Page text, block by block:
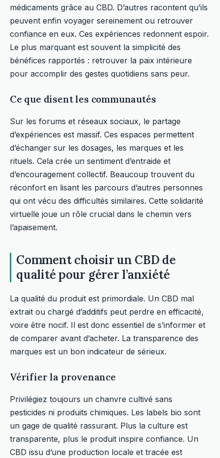
médicaments grâce au CBD. D’autres racontent qu’ils
peuvent enfin voyager sereinement ou retrouver
confiance en eux. Ces expériences redonnent espoir.
Le plus marquant est souvent la simplicité des
bénéfices rapportés : retrouver la paix intérieure
pour accomplir des gestes quotidiens sans peur.
Ce que disent les communautés
Sur les forums et réseaux sociaux, le partage
d’expériences est massif. Ces espaces permettent
d’échanger sur les dosages, les marques et les
rituels. Cela crée un sentiment d’entraide et
d’encouragement collectif. Beaucoup trouvent du
réconfort en lisant les parcours d’autres personnes
qui ont vécu des difficultés similaires. Cette solidarité
virtuelle joue un rôle crucial dans le chemin vers
l’apaisement.
Comment choisir un CBD de
qualité pour gérer l’anxiété
La qualité du produit est primordiale. Un CBD mal
extrait ou chargé d’additifs peut perdre en efficacité,
voire être nocif. Il est donc essentiel de s’informer et
de comparer avant d’acheter. La transparence des
marques est un bon indicateur de sérieux.
Vérifier la provenance
Privilégiez toujours un chanvre cultivé sans
pesticides ni produits chimiques. Les labels bio sont
un gage de qualité rassurant. Plus la culture est
transparente, plus le produit inspire confiance. Un
CBD issu d’une production locale et tracée est